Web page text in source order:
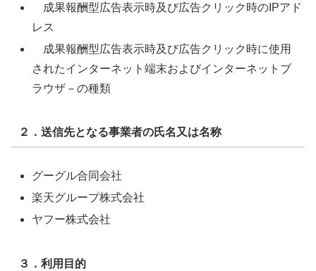
成果報酬型広告表示時及び広告クリック時のIPアド
レス
成果報酬型広告表示時及び広告クリック時に使用
されたインターネット端末およびインターネットブ
ラウザ－の種類
２．送信先となる事業者の氏名又は名称
グーグル合同会社
楽天グループ株式会社
ヤフー株式会社
３．利用目的